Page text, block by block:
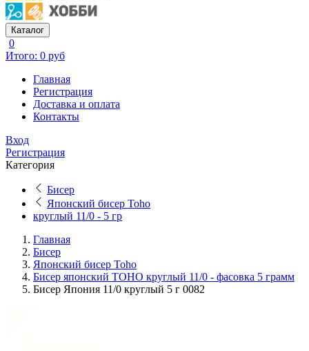
Каталог
0
Итого: 0 руб
Главная
Регистрация
Доставка и оплата
Контакты
Вход
Регистрация
Категория
Бисер
Японский бисер Toho
круглый 11/0 - 5 гр
Главная
Бисер
Японский бисер Toho
Бисер японский TOHO круглый 11/0 - фасовка 5 грамм
Бисер Япония 11/0 круглый 5 г 0082